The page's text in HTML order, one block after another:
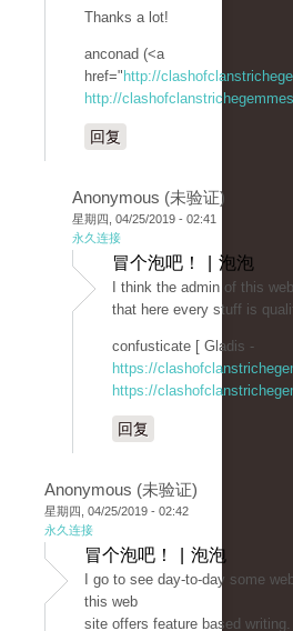
Thanks a lot!
anconad (<a
href=" http://
http://
回复
Anonymous (未验证)
星期四, 04/25/2019 - 02:41
永久连接
冒个泡吧！ | 泡泡
I think the admin of this
that here every stuff is
confusticate [ Gladis -
https://
https://
回复
Anonymous (未验证)
星期四, 04/25/2019 - 02:42
永久连接
冒个泡吧！ | 泡泡
I go to see day-to-day some
this web
site offers feature based writing.